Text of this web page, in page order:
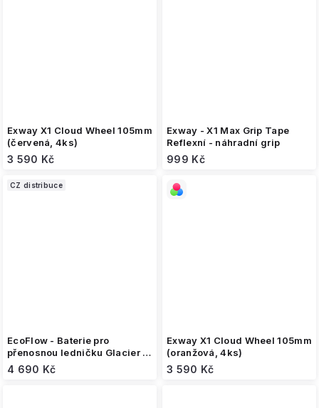
Exway X1 Cloud Wheel 105mm
(červená, 4ks)
3 590 Kč
Exway - X1 Max Grip Tape
Reflexní - náhradní grip
999 Kč
CZ distribuce
EcoFlow - Baterie pro
přenosnou ledničku Glacier a
Glacier Classic
4 690 Kč
Exway X1 Cloud Wheel 105mm
(oranžová, 4ks)
3 590 Kč